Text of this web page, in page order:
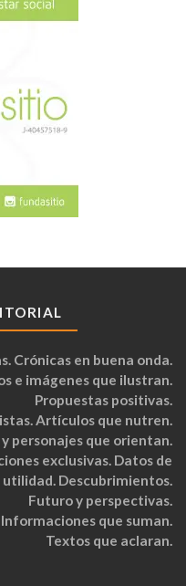
Crónicas en buena onda.
e imágenes que ilustran.
Propuestas positivas.
Artículos que nutren.
y personajes que orientan.
exclusivas. Datos de
utilidad. Descubrimientos.
Futuro y perspectivas.
que suman.
Textos que aclaran.